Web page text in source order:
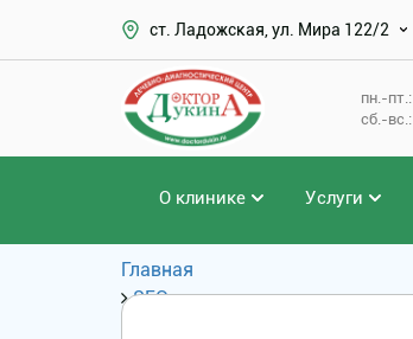
ст. Ладожская, ул. Мира 122/2
пн.-пт.:
сб.-вс.:
О клинике Услуги
Главная
SEO